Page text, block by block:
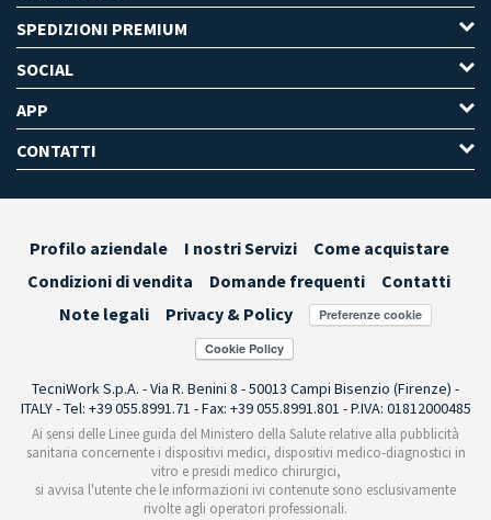
SPEDIZIONI PREMIUM
SOCIAL
APP
CONTATTI
Profilo aziendale I nostri Servizi
Come acquistare
Condizioni di vendita
Domande frequenti
Contatti
Note legali
Privacy & Policy Preferenze cookie
TecniWork S.p.A. - Via R. Benini 8 - 50013 Campi Bisenzio (Firenze) -
ITALY - Tel: +39 055.8991.71 - Fax: +39 055.8991.801 - P.IVA: 01812000485
Ai sensi delle Linee guida del Ministero della Salute relative alla pubblicità
sanitaria concernente i dispositivi medici, dispositivi medico-diagnostici in
vitro e presidi medico chirurgici,
si avvisa l'utente che le informazioni ivi contenute sono esclusivamente
rivolte agli operatori professionali.